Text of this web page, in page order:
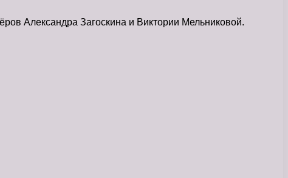
Александра Загоскина и Виктории Мельниковой.